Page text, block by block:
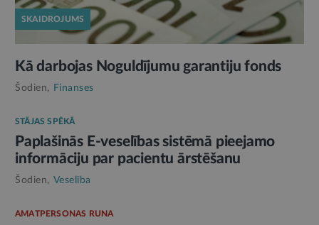
SKAIDROJUMS
Kā darbojas Noguldījumu garantiju fonds
Šodien, Finanses
STĀJAS SPĒKĀ
Paplašinās E-veselības sistēmā pieejamo
informāciju par pacientu ārstēšanu
Šodien, Veselība
AMATPERSONAS RUNA